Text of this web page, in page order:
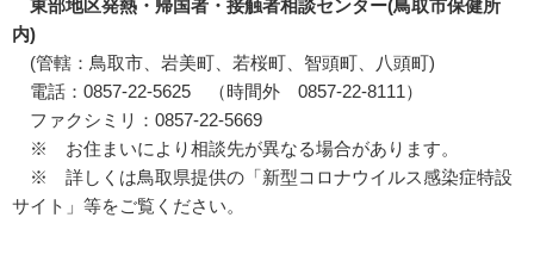
東部地区発熱・帰国者・接触者相談センター(鳥取市保健所
内)
(管轄：鳥取市、岩美町、若桜町、智頭町、八頭町)
電話： 0857-22-5625 （時間外 0857-22-8111）
ファクシミリ： 0857-22-5669
※ お住まいにより相談先が異なる場合があります。
※ 詳しくは鳥取県提供の「新型コロナウイルス感染症特設
サイト」等をご覧ください。